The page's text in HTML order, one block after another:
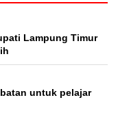
Lampung Timur
untuk pelajar